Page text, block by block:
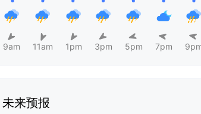
9am 11am 1pm 3pm 5pm 7pm
未来预报